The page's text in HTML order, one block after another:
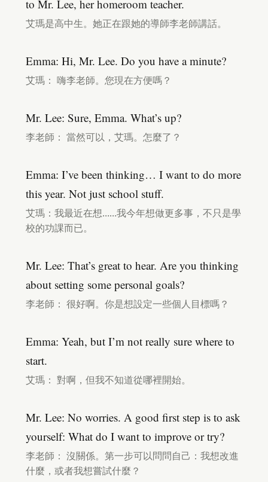
to Mr. Lee, her homeroom teacher.
艾瑪是高中生。她正在跟她的導師李老師講話。
Emma: Hi, Mr. Lee. Do you have a minute?
艾瑪： 嗨李老師。您現在方便嗎？
Mr. Lee: Sure, Emma. What’s up?
李老師： 當然可以，艾瑪。怎麼了？
Emma: I’ve been thinking… I want to do more
this year. Not just school stuff.
艾瑪：我最近在想……我今年想做更多事，不只是學
校的功課而已。
Mr. Lee: That’s great to hear. Are you thinking
about setting some personal goals?
李老師： 很好啊。你是想設定一些個人目標嗎？
Emma: Yeah, but I’m not really sure where to
start.
艾瑪： 對啊，但我不知道從哪裡開始。
Mr. Lee: No worries. A good first step is to ask
yourself: What do I want to improve or try?
李老師： 沒關係。第一步可以問問自己：我想改進
什麼，或者我想嘗試什麼？